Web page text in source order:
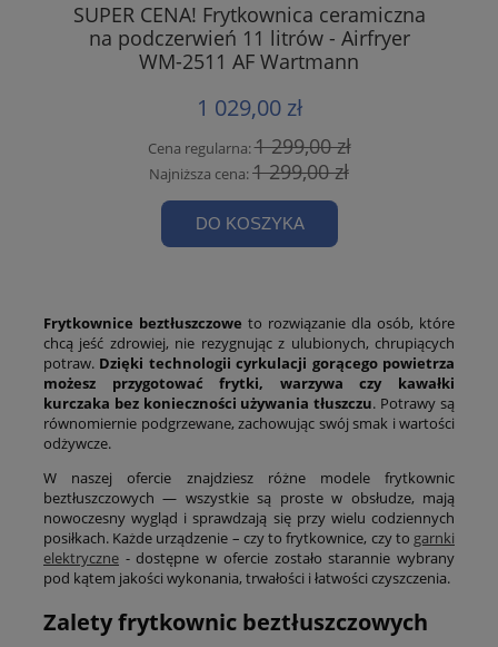
SUPER CENA! Frytkownica ceramiczna
na podczerwień 11 litrów - Airfryer
WM-2511 AF Wartmann
1 029,00 zł
Cena regularna:1 299,00 zł
Najniższa cena:1 299,00 zł
DO KOSZYKA
Frytkownice beztłuszczowe to rozwiązanie dla osób, które
chcą jeść zdrowiej, nie rezygnując z ulubionych, chrupiących
potraw. Dzięki technologii cyrkulacji gorącego powietrza
możesz przygotować frytki, warzywa czy kawałki
kurczaka bez konieczności używania tłuszczu. Potrawy są
równomiernie podgrzewane, zachowując swój smak i wartości
odżywcze.
W naszej ofercie znajdziesz różne modele frytkownic
beztłuszczowych — wszystkie są proste w obsłudze, mają
nowoczesny wygląd i sprawdzają się przy wielu codziennych
posiłkach. Każde urządzenie – czy to frytkownice, czy to garnki
elektryczne - dostępne w ofercie zostało starannie wybrany
pod kątem jakości wykonania, trwałości i łatwości czyszczenia.
Zalety frytkownic beztłuszczowych